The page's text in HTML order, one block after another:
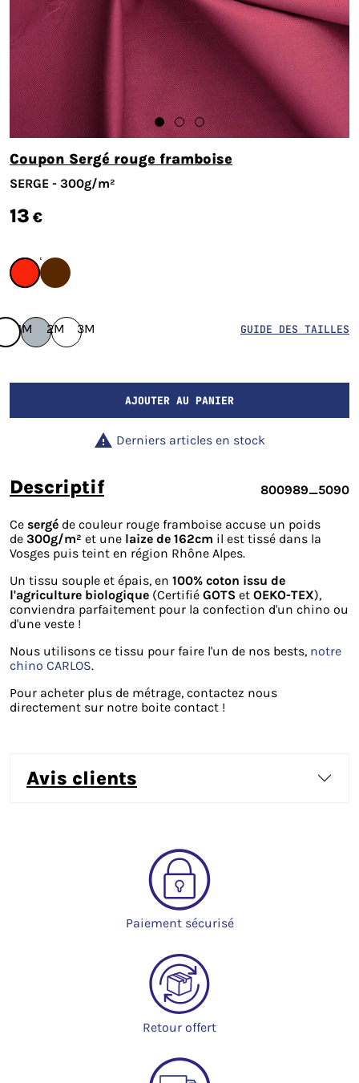
Coupon Sergé rouge framboise
SERGE - 300g/m²
13€
1M 2M 3M GUIDE DES TAILLES
AJOUTER AU PANIER
 Derniers articles en stock
descriptif 800989_5090
Ce sergé de couleur rouge framboise accuse un poids
de 300g/m² et une laize de 162cm il est tissé dans la
Vosges puis teint en région Rhône Alpes.
Un tissu souple et épais, en 100% coton issu de
l'agriculture biologique (Certifié GOTS et OEKO-TEX),
conviendra parfaitement pour la confection d'un chino ou
d'une veste !
Nous utilisons ce tissu pour faire l'un de nos bests, notre
chino CARLOS.
Pour acheter plus de métrage, contactez nous
directement sur notre boite contact !
avis clients
Paiement sécurisé
Retour offert